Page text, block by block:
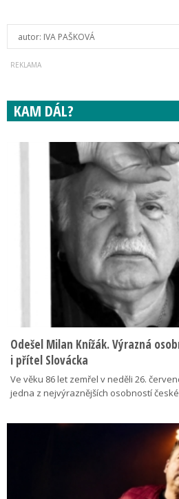
autor: IVA PAŠKOVÁ
KAM DÁL?
Odešel Milan Knížák. Výrazná
i přítel Slovácka
Ve věku 86 let zemřel v neděli 26.
jedna z nejvýraznějších osobností